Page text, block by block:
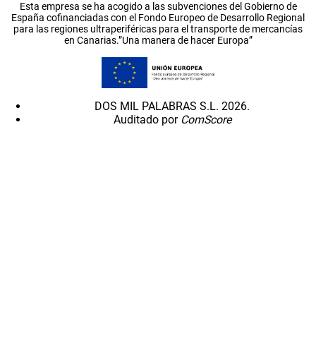
Esta empresa se ha acogido a las subvenciones del Gobierno de
España cofinanciadas con el Fondo Europeo de Desarrollo Regional
para las regiones ultraperiféricas para el transporte de mercancías
en Canarias.”Una manera de hacer Europa”
DOS MIL PALABRAS S.L. 2026.
Auditado por ComScore